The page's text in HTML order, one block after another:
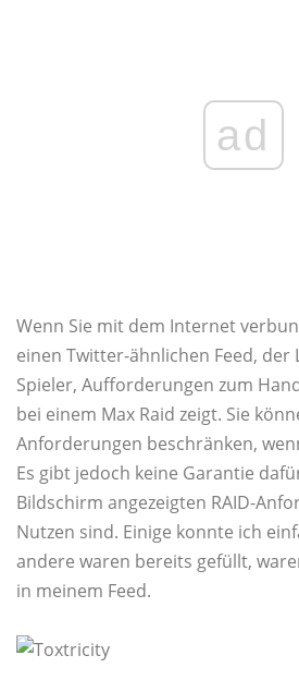
ad
Wenn Sie mit dem Internet
einen Twitter-ähnlichen Feed,
Spieler, Aufforderungen zum
bei einem Max Raid zeigt. Sie
Anforderungen beschränken,
Es gibt jedoch keine Garantie
Bildschirm angezeigten RAID-
Nutzen sind. Einige konnte ich
andere waren bereits gefüllt,
in meinem Feed.